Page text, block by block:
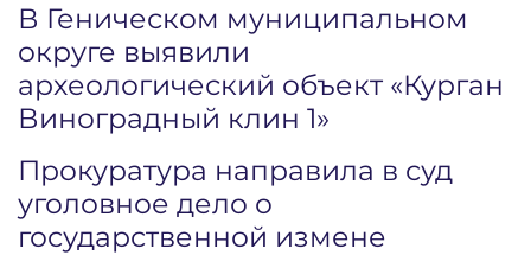
В Геническом муниципальном
округе выявили
археологический объект «Курган
Виноградный клин 1»
Прокуратура направила в суд
уголовное дело о
государственной измене